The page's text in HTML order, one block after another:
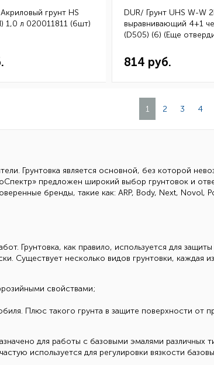
грунт HS
1,0 л 020011811 (6шт)
DUR/ Грунт UHS W-W
выравнивающий 4+1
(D505) (6) (Еще
814 руб.
1 2 3 4
Грунтовка является основной, без которой
предложен широкий выбор грунтовок и
бренды, такие как: ARP, Body, Next, Novol,
Грунтовка, как правило, используется для защиты
Существует несколько видов грунтовки, каждая
свойствами;
Плюс такого грунта в защите поверхности от
для работы с базовыми эмалями различных
используется для регулировки вязкости